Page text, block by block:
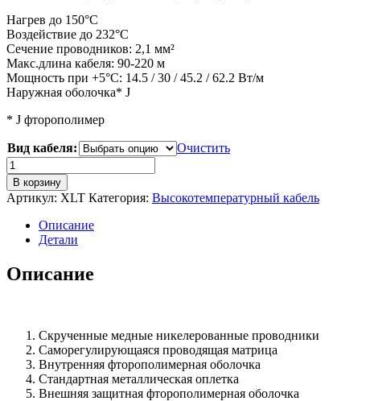
4,349₽
Нагрев до 150°C
Воздействие до 232°C
Сечение проводников: 2,1 мм²
Макс.длина кабеля: 90-220 м
Мощность при +5°C: 14.5 / 30 / 45.2 / 62.2 Вт/м
Наружная оболочка* J
* J фторополимер
Вид кабеля:
Очистить
Количество
Nelson
ХLT
В корзину
Артикул: ХLT Категория: Высокотемпературный кабель
Описание
Детали
Описание
Скрученные медные никелерованные проводники
Саморегулирующаяся проводящая матрица
Внутренняя фторополимерная оболочка
Стандартная металлическая оплетка
Внешняя защитная фторополимерная оболочка